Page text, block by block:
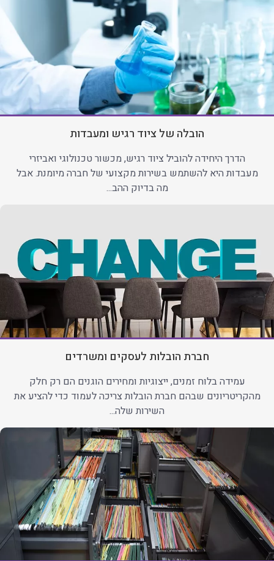
הובלה של ציוד רגיש ומעבדות
הדרך היחידה להוביל ציוד רגיש, מכשור טכנולוגי ואביזרי
מעבדות היא להשתמש בשירות מקצועי של חברה מיומנת. אבל
מה בדיוק ההב...
חברת הובלות לעסקים ומשרדים
עמידה בלוח זמנים, ייצוגיות ומחירים הוגנים הם רק חלק
מהקריטריונים שבהם חברת הובלות צריכה לעמוד כדי להציע את
השירות שלה...